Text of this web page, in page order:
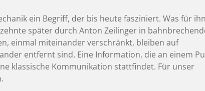
ein Begriff, der bis heute fasziniert. Was für
später durch Anton Zeilinger in
einmal miteinander verschränkt, bleiben auf
entfernt sind. Eine Information, die an einem
klassische Kommunikation stattfindet. Für unser